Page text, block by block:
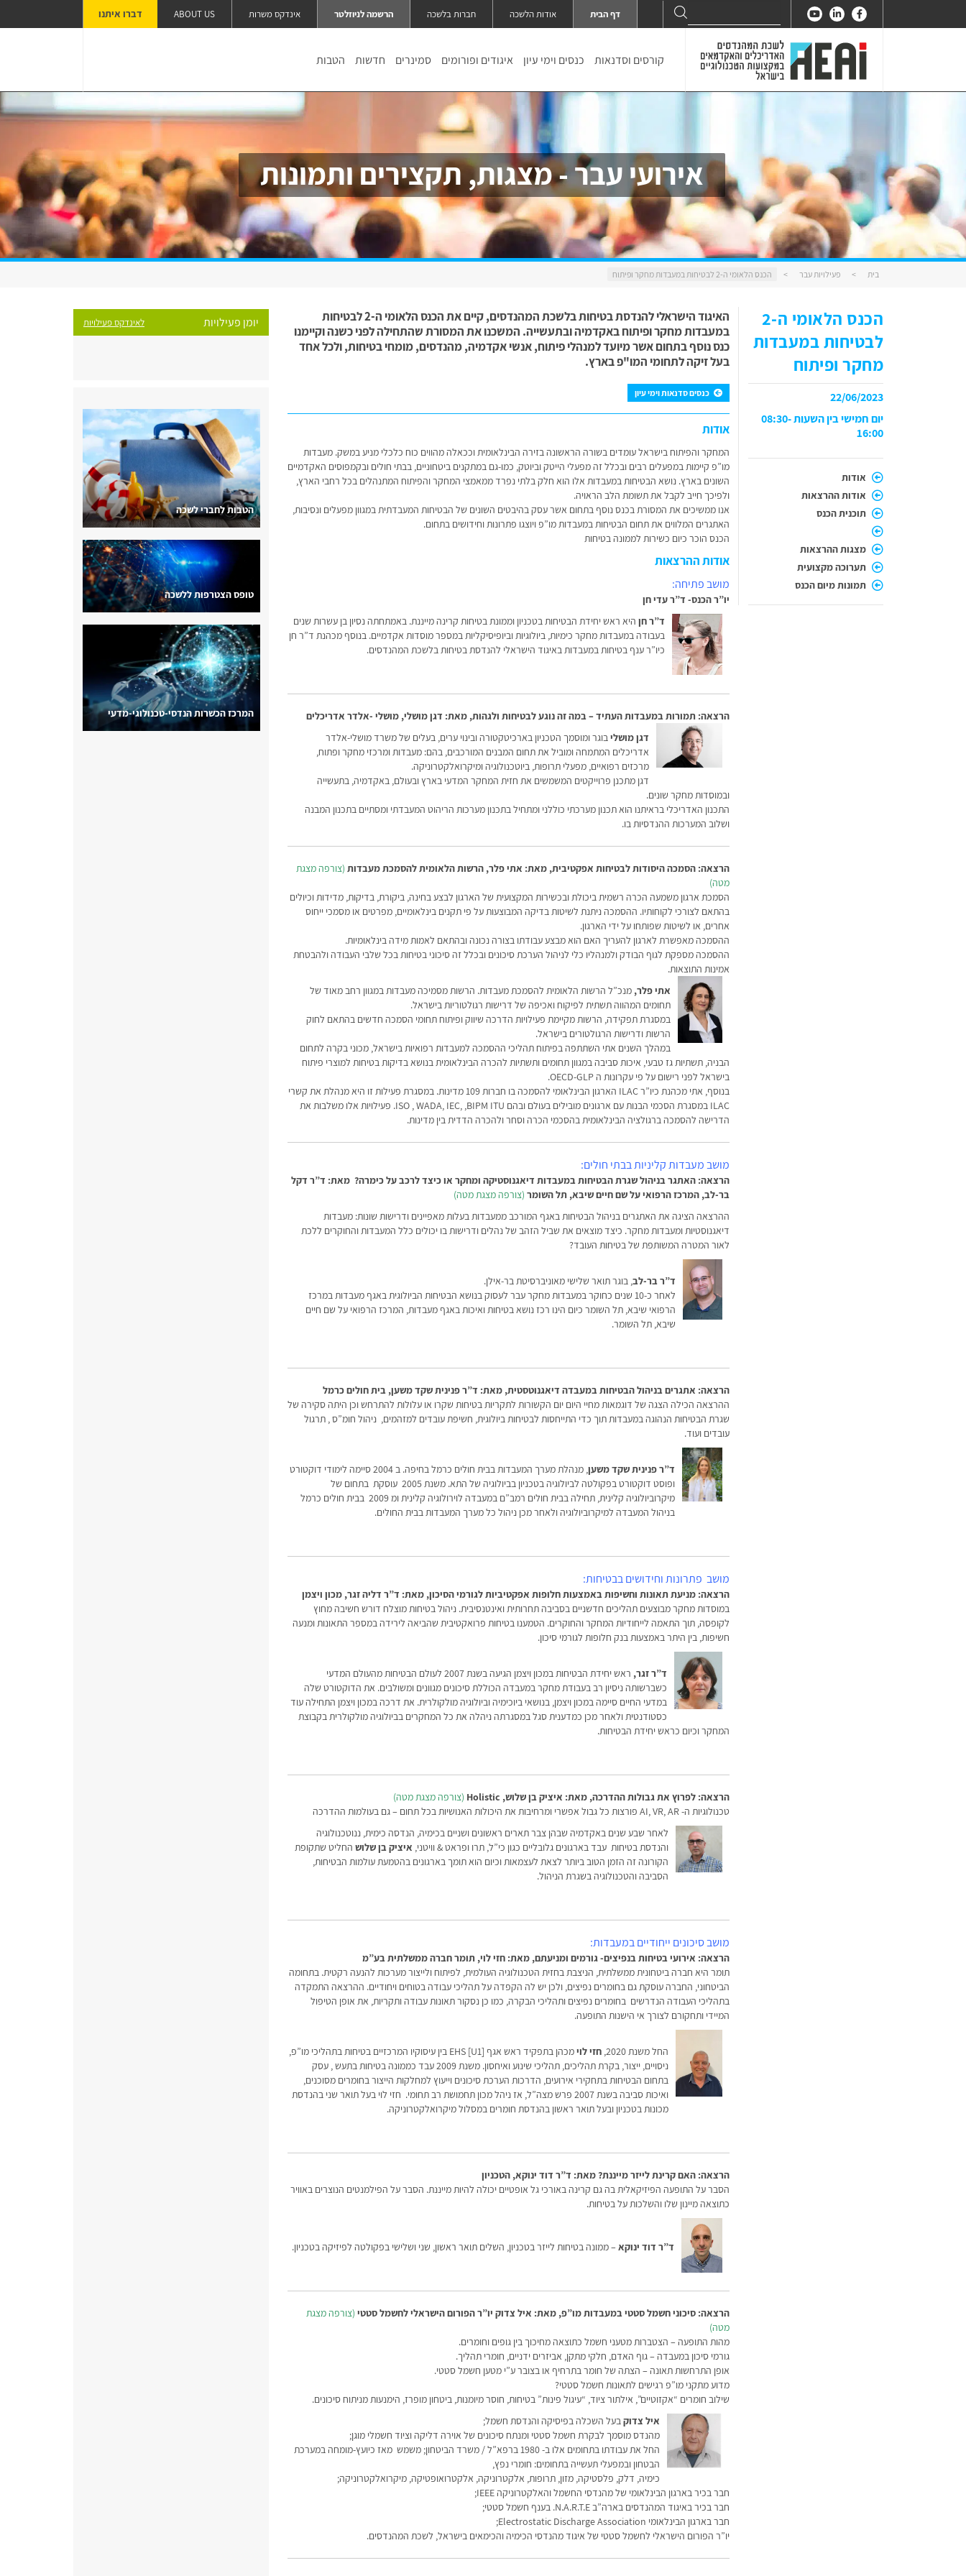
for:
Search דף הבית אודות הלשכה חברות בלשכה הרשמה לניוזלטר אינדקס משרות ABOUT US דברו איתנו
קורסים וסדנאות כנסים וימי עיון איגודים ופורומים סמינרים חדשות הטבות
אירועי עבר - מצגות, תקצירים ותמונות
בית > פעילויות עבר > הכנס הלאומי ה-2 לבטיחות במעבדות מחקר ופיתוח
הכנס הלאומי ה-2
לבטיחות במעבדות
מחקר ופיתוח
22/06/2023
יום חמישי בין השעות 08:30-
16:00
אודות
אודות ההרצאות
תוכנית הכנס
מצגות ההרצאות
תערוכה מקצועית
תמונות מיום הכנס
האיגוד הישראלי להנדסת בטיחות בלשכת המהנדסים, קיים את הכנס הלאומי ה-2 לבטיחות
במעבדות מחקר ופיתוח באקדמיה ובתעשייה. המשכנו את המסורת שהתחילה לפני כשנה וקיימנו
כנס נוסף בתחום אשר מיועד למנהלי פיתוח, אנשי אקדמיה, מהנדסים, מומחי בטיחות, ולכל אחד
בעל זיקה לתחומי המו"פ בארץ.
כנסים סדנאות וימי עיון
אודות
המחקר והפיתוח בישראל עומדים בשורה הראשונה בזירה הבינלאומית וככאלה מהווים כוח כלכלי מניע במשק. מעבדות
מו”פ קיימות במפעלים רבים ובכלל זה מפעלי הייטק וביוטק, כמו-גם במתקנים ביטחוניים, בבתי חולים ובקמפוסים האקדמיים
השונים בארץ. נושא הבטיחות במעבדות אלו הוא חלק בלתי נפרד ממאמצי המחקר והפיתוח המתנהלים בכל רחבי הארץ,
ולפיכך חייב לקבל את תשומת הלב הראויה.
אנו ממשיכים את המסורת בכנס נוסף בתחום אשר עסק בהיבטים השונים של הבטיחות המעבדתית במגוון מפעלים ונסיבות,
האתגרים המלווים את תחום הבטיחות במעבדות מו”פ ויוצגו פתרונות וחידושים בתחום.
הכנס הוכר כיום כשירות לממונה בטיחות
אודות ההרצאות
מושב פתיחה:
יו”ר הכנס- ד”ר עדי חן
ד”ר חןהיא ראש יחידת הבטיחות בטכניון וממונת בטיחות קרינה מייננת. באמתחתה נסיון בן עשרות שנים
בעבודה במעבדות מחקר כימיות, ביולוגיות וביופיסיקליות במספר מוסדות אקדמיים. בנוסף מכהנת ד”ר חן
כיו”ר ענף בטיחות במעבדות באיגוד הישראלי להנדסת בטיחות בלשכת המהנדסים.
הרצאה: תמורות במעבדות העתיד – במה זה נוגע לבטיחות ולגהות, מאת: דגן מושלי, מושלי -אלדר אדריכלים
דגן מושליבוגר ומוסמך הטכניון בארכיטקטורה ובינוי ערים, בעלים של משרד מושלי-אלדר
אדריכלים המתמחה ומוביל את תחום המבנים המורכבים, בהם: מעבדות ומרכזי מחקר ופתוח,
מרכזים רפואיים, מפעלי תרופות, ביוטכנולוגיה ומיקרואלקטרוניקה.
דגן מתכנן פרוייקטים המשמשים את חזית המחקר המדעי בארץ ובעולם, באקדמיה, בתעשייה
ובמוסדות מחקר שונים.
התכנון האדריכלי בראיתנו הוא תכנון מערכתי כוללני ומתחיל בתכנון מערכות הריהוט המעבדתי ומסתיים בתכנון המבנה
ושלוב המערכות ההנדסיות בו.
הרצאה: הסמכה היסודות לבטיחות אפקטיבית, מאת: אתי פלר, הרשות הלאומית להסמכת מעבדות(צורפה מצגת
מטה)
הסמכת ארגון משמעה הכרה רשמית ביכולת ובכשירות המקצועית של הארגון לבצע בחינה, ביקורת, בדיקות, מדידות וכיולים
בהתאם לצורכי לקוחותיו. ההסמכה ניתנת לשיטות בדיקה המבוצעות על פי תקנים בינלאומיים, מפרטים או מסמכי ייחוס
אחרים, או לשיטות שפותחו על ידי הארגון.
ההסמכה מאפשרת לארגון להעריך האם הוא מבצע עבודתו בצורה נכונה ובהתאם לאמות מידה בינלאומיות.
ההסמכה מספקת לגוף הבודק ולמנהליו כלי לניהול הערכת סיכונים ובכלל זה סיכוני בטיחות בכל שלבי העבודה ולהבטחת
אמינות התוצאות.
אתי פלר, מנכ”ל הרשות הלאומית להסמכת מעבדות. הרשות מסמיכה מעבדות במגוון רחב מאוד של
תחומים המהווה תשתית לפיקוח ואכיפה של דרישות רגולטוריות בישראל.
במסגרת תפקידה, הרשות מקיימת פעילויות הדרכה שיווק ופיתוח תחומי הסמכה חדשים בהתאם לחוק
הרשות ודרישות הרגולטורים בישראל.
במהלך השנים אתי השתתפה בפיתוח תהליכי ההסמכה למעבדות רפואיות בישראל, מכוני בקרה לתחום
הבניה, תשתיות גז טבעי, איכות סביבה במגוון תחומים ותשתיות להכרה הבינלאומית בנושא בדיקות בטיחות למוצרי פיתוח
בישראל לפני רישום על פי עקרונות ה OECD-GLP.
בנוסף, אתי מכהנת כיו”ר ILAC הארגון הבינלאומי להסמכה בו חברות 109 מדינות. במסגרת פעילות זו היא מנהלת את קשרי
ILAC במסגרת הסכמי הבנות עם ארגונים מובילים בעולם ובהם ISO , WADA, IEC, ,BIPM ITU. פעילויות אלו משלבות את
הדרישה להסמכה ברגולציה הבינלאומית בהסכמי הכרה וסחר ולהכרה הדדית בין מדינות.
מושב מעבדות קליניות בבתי חולים:
הרצאה: האתגר בניהול שגרת הבטיחות במעבדות דיאגנוסטיקה ומחקר או כיצד לרכב על כימרה? מאת: ד”ר דקל
בר-לב, המרכז הרפואי על שם חיים שיבא, תל השומר (צורפה מצגת מטה)
ההרצאה הציגה את האתגרים בניהול הבטיחות באגף המורכב ממעבדות בעלות מאפיינים ודרישות שונות: מעבדות
דיאגנוסטיות ומעבדות מחקר. כיצד מוצאים את שביל הזהב של נהלים ודרישות בו יכולים כלל המעבדות והחוקרים ללכת
לאור המטרה המשותפת של בטיחות העובד?
ד”ר בר-לב, בוגר תואר שלישי מאוניברסיטת בר-אילן.
לאחר כ-10 שנים כחוקר במעבדות מחקר עבר לעסוק בנושא הבטיחות הביולוגית באגף מעבדות במרכז
הרפואי שיבא, תל השומר כיום הינו רכז נושא בטיחות ואיכות באגף מעבדות, המרכז הרפואי על שם חיים
שיבא, תל השומר.
הרצאה: אתגרים בניהול הבטיחות במעבדה דיאגנוטסטית, מאת: ד”ר פנינית שקד משען, בית חולים כרמל
ההרצאה הכילה הצגה של דוגמאות מחיי היום יום הקשורות לתקריות בטיחות שקרו או עלולות להתרחש וכן היתה סקירה של
שגרת הבטיחות הנהוגה במעבדות תוך כדי התייחסות לבטיחות ביולוגית, חשיפת עובדים למזהמים, ניהול חומ”ס , תרגול
עובדים ועוד.
ד”ר פנינית שקד משען
, מנהלת מערך המעבדות בבית חולים כרמל בחיפה. ב 2004 סיימה לימודי דוקטורט
ופוסט דוקטורט בפקולטה לביולוגיה בטכניון בביולוגיה של התא. משנת 2005 עוסקת בתחום של
מיקרוביולוגיה קלינית, תחילה בבית חולים רמב”ם במעבדה לוירולוגיה קלינית ומ 2009 בבית חולים כרמל
בניהול המעבדה למיקרוביולוגיה ולאחר מכן ניהול כל מערך המעבדות בבית החולים.
מושב פתרונות וחידושים בבטיחות:
הרצאה: מניעת תאונות וחשיפות באמצעות חלופות אפקטיביות לגורמי הסיכון, מאת: ד”ר דליה זגר, מכון ויצמן
במוסדות מחקר מבוצעים תהליכים חדשניים בסביבה תחרותית ואינטנסיבית. ניהול בטיחות מוצלח דורש חשיבה מחוץ
לקופסה, תוך התאמה לייחודיות המחקר והחוקרים. הטמענו בטיחות פרואקטיבית שהביאה לירידה במספר התאונות ומנעה
חשיפות, בין היתר באמצעות בנק חלופות לגורמי סיכון.
ד”ר זגר,
ראש יחידת הבטיחות במכון ויצמן הגיעה בשנת 2007 לעולם הבטיחות מהעולם המדעי
כשברשותה ניסיון רב בעבודת מחקר במעבדה הכוללת סיכונים מגוונים ומשולבים. את הדוקטורט שלה
במדעי החיים סיימה במכון ויצמן, בנושאי ביוכימיה וביולוגיה מולקולרית. את דרכה במכון ויצמן התחילה עוד
כסטודנטית ולאחר מכן כמדענית סגל במסגרתה ניהלה את כל המחקרים בביולוגיה מולקולרית בקבוצת
המחקר וכיום כראש יחידת הבטיחות.
הרצאה: לפרוץ את גבולות ההדרכה, מאת: איציק בן שלוש, Holistic
(צורפה מצגת מטה)
טכנולוגיות ה- AI, VR, AR פורצות כל גבול אפשרי ומרחיבות את היכולות האנושיות בכל תחום – גם בעולמות ההדרכה
לאחר שבע שנים באקדמיה שבהן צבר תארים ראשונים ושניים בכימיה, הנדסה כימית, ננוטכנולוגיה
והנדסת בטיחות עבד בארגונים גלובליים כגון כי”ל, תרו ופראט & וויטני, איציק בן שלושהחליט שתקופת
הקורונה זה הזמן הטוב ביותר לצאת לעצמאות וכיום הוא תומך בארגונים בהטמעת עולמות הבטיחות,
הסביבה והטכנולוגיה בשגרת הניהול.
מושב סיכונים ייחודיים במעבדות:
הרצאה: אירועי בטיחות בנפיצים- גורמים ומניעתם, מאת: חזי לוי, תומר חברה ממשלתית בע”מ
תומר היא חברה ביטחונית ממשלתית, הניצבת בחזית הטכנולוגיה העולמית, לפיתוח ולייצור מערכות להנעה רקטית. בתחומה
הביטחוני, החברה עוסקת גם בחומרים נפיצים, ולכן יש לה הקפדה על תהליכי עבודה בטוחים ויחודיים. ההרצאה התמקדה
בתהליכי העבודה הנדרשים בחומרים נפיצים ותהליכי הבקרה, כמו כן נסקור תאונות עבודה ותקריות, את אופן הטיפול
המיידי ותחקורם לצורך אי הישנות התופעה.
החל משנת 2020, חזי לוי
מכהן בתפקיד ראש אגף EHS [U1] בין עיסוקיו המרכזיים בטיחות בתהליכי מו”פ,
ניסויים, ייצור, בקרת תהליכים, תהליכי שינוע ואיחסון. משנת 2009 עבד כממונה בטיחות בתעש , עסק
בתחום הבטיחות בתחקירי אירועים, הדרכות הערכת סיכונים וייעוץ למחלקות הייצור בחומרים מסוכנים,
ואיכות סביבה בשנת 2007 פרש מצה”ל, אז ניהל מכון תחמושת רב תחומי. חזי לוי בעל תואר שני בהנדסת
מכונות בטכניון ובעל תואר ראשון בהנדסת חומרים במסלול מיקרואלקטרוניקה.
הרצאה: האם קרינת לייזר מייננת? מאת: ד”ר דוד ינוקא, הטכניון
הסבר על התופעה הפיזיקאלית בה גם קרינה באורכי גל אופטיים יכולה להיות מייננת. הסבר על הפילמנטים הנוצרים באוויר
כתוצאה מיינון שלו והשלכות על בטיחות.
ד”ר דוד ינוקא– ממונה בטיחות לייזר בטכניון, השלים תואר ראשון, שני ושלישי בפקולטה לפיזיקה בטכניון.
הרצאה: סיכוני חשמל סטטי במעבדות מו”פ, מאת: איל צדוק יו”ר הפורום הישראלי לחשמל סטטי (צורפה מצגת
מטה)
מהות התופעה – הצטברות מטעני חשמל כתוצאה מחיכוך בין גופים וחומרים.
גורמי סיכון במעבדה – גוף האדם, חלקי מתקן, אביזרים ידניים, חומרי תהליך.
אופן התרחשות תאונה – הצתה של חומר בתרחיף או בצובר ע”י מטען חשמל סטטי.
מדוע מתקני מו”פ רגישים לתאונות חשמל סטטי?
שילוב חומרים “אקזוטיים”, אילתור ציוד, “עיגול פינות” בטיחות, חוסר מיומנות, ביטחון מופרז, הימנעות מניתוח סיכונים.
איל צדוקבעל השכלה בפיסיקה והנדסת חשמל;
מהנדס מוסמך לבקרת חשמל סטטי ומנתח סיכונים של אוירה דליקה וציוד חשמלי מוגן;
החל את עבודתו בתחומים אלו ב- 1980 ברפא”ל / משרד הביטחון; משמש מאז כיועץ-מומחה במערכת
הבטחון ובמפעלי תעשייה בתחומים: חומרי נפץ,
כימיה, דלק, פלסטיקה, מזון, תרופות, אלקטרוניקה, אלקטרואופטיקה, מיקרואלקטרוניקה;
חבר בכיר בארגון הבינלאומי של מהנדסי החשמל והאלקטרוניקה IEEE;
חבר בכיר באיגוד המהנדסים בארה”ב N.A.R.T.E. בענף חשמל סטטי;
חבר בארגון הבינלאומי Electrostatic Discharge Association;
יו”ר הפורום הישראלי לחשמל סטטי של איגוד מהנדסי הכימיה והכימאים בישראל, לשכת המהנדסים.
יומן פעילויות לאינדקס פעילויות
הטבות לחברי לשכה
טופס הצטרפות ללשכה
המרכז הכשרות הנדסי-טכנולוגי-מדעי